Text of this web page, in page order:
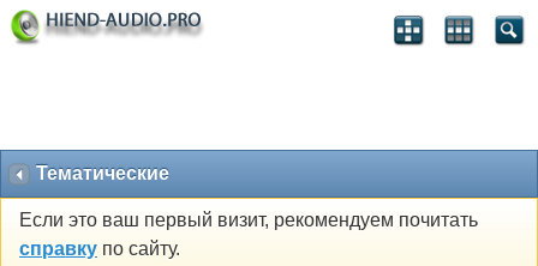
Тематические
Если это ваш первый визит, рекомендуем почитать
справку по сайту.